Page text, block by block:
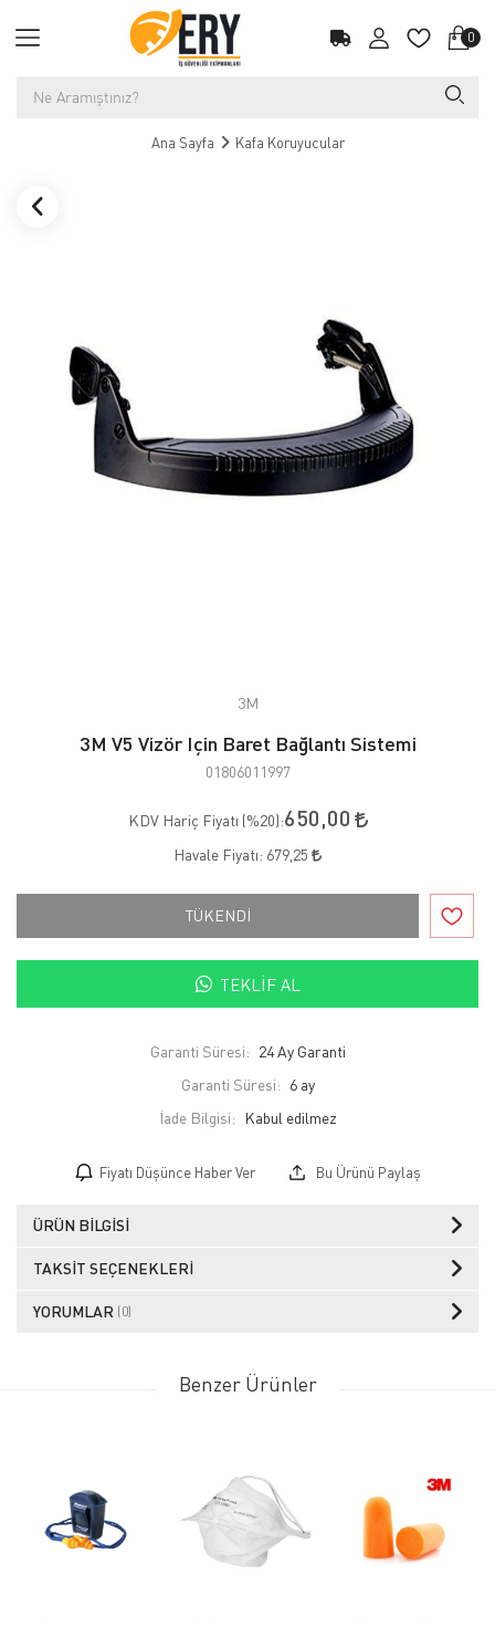
0
Ana Sayfa Kafa Koruyucular
3M
3M V5 Vizör Için Baret Bağlantı Sistemi
01806011997
KDV Hariç Fiyatı (%20):650,00
Havale Fiyatı: 679,25
TÜKENDİ
TEKLIF AL
Garanti Süresi: 24 Ay Garanti
Garanti Süresi: 6 ay
İade Bilgisi:
Fiyatı Düşünce Haber Ver Bu Ürünü Paylaş
ÜRÜN BILGISI
TAKSIT SEÇENEKLERI
YORUMLAR (0)
Benzer Ürünler